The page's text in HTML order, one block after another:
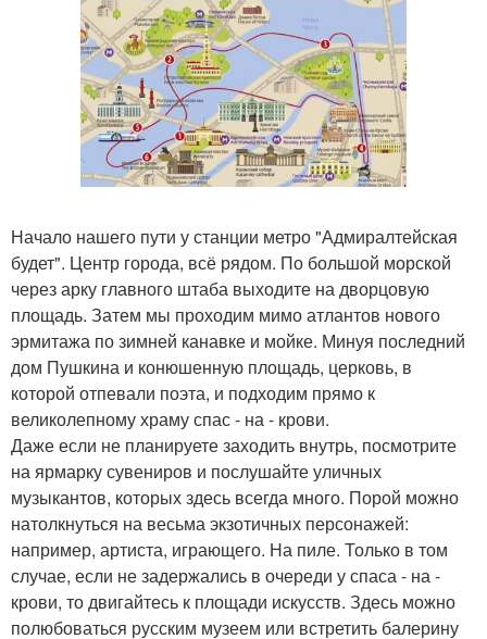
Начало нашего пути у станции метро "Адмиралтейская
будет". Центр города, всё рядом. По большой морской
через арку главного штаба выходите на дворцовую
площадь. Затем мы проходим мимо атлантов нового
эрмитажа по зимней канавке и мойке. Минуя последний
дом Пушкина и конюшенную площадь, церковь, в
которой отпевали поэта, и подходим прямо к
великолепному храму спас - на - крови.
Даже если не планируете заходить внутрь, посмотрите
на ярмарку сувениров и послушайте уличных
музыкантов, которых здесь всегда много. Порой можно
натолкнуться на весьма экзотичных персонажей:
например, артиста, играющего. На пиле. Только в том
случае, если не задержались в очереди у спаса - на -
крови, то двигайтесь к площади искусств. Здесь можно
полюбоваться русским музеем или встретить балерину